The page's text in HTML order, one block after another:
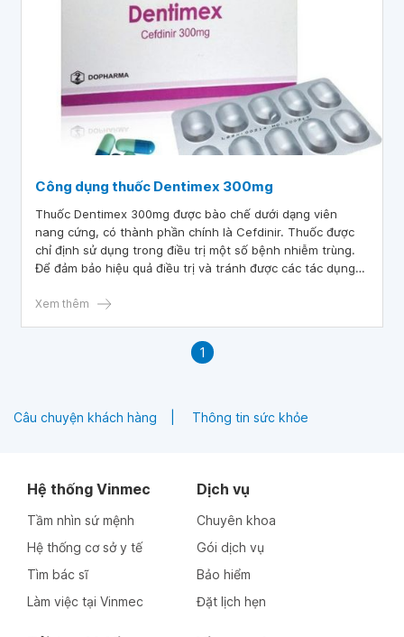
Công dụng thuốc Dentimex 300mg
Thuốc Dentimex 300mg được bào chế dưới dạng viên
nang cứng, có thành phần chính là Cefdinir. Thuốc được
chỉ định sử dụng trong điều trị một số bệnh nhiễm trùng.
Để đảm bảo hiệu quả điều trị và tránh được các tác dụng
vấn của bác sĩ, dược sĩ chuyên môn.
Xem thêm
1
Câu chuyện khách hàng Thông tin sức khỏe
Hệ thống Vinmec
Tầm nhìn sứ mệnh
Hệ thống cơ sở y tế
Tìm bác sĩ
Làm việc tại Vinmec
Dịch vụ
Chuyên khoa
Gói dịch vụ
Bảo hiểm
Đặt lịch hẹn